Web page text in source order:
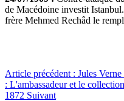
de Macédoine investit
frère Mehmed Rechâd le
Article précédent : Jules
: L'ambassadeur et le
1872 Suivant